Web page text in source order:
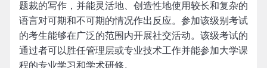
题裁的写作，并能灵活地、创造性地使用较长和复杂的
语言对可期和不可期的情况作出反应。参加该级别考试
的考生能够在广泛的范围内开展社交活动。该级考试的
通过者可以胜任管理层或专业技术工作并能参加大学课
程的专业学习和学术研修。